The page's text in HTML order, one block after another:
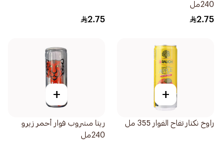
240مل
2.75
2.75
+
راوخ نكتار تفاح الفوار 355 مل
+
ريتا مشروب فوار أحمر زيرو
240مل